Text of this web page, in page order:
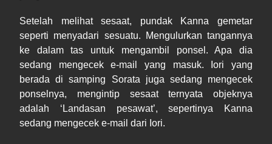
Setelah melihat sesaat, pundak Kanna gemetar
seperti menyadari sesuatu. Mengulurkan tangannya
ke dalam tas untuk mengambil ponsel. Apa dia
sedang mengecek e-mail yang masuk. Iori yang
berada di
samping Sorata juga sedang mengecek
ponselnya, mengintip sesaat ternyata objeknya
adalah ‘ Landasan pesawat’, sepertinya Kanna
sedang mengecek e-mail dari Iori.